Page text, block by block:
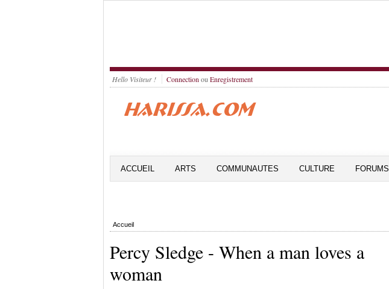
Hello Visiteur ! Connection ou Enregistrement
ACCUEIL ARTS COMMUNAUTES CULTURE FORUMS
Accueil
Percy Sledge - When a man loves a
woman